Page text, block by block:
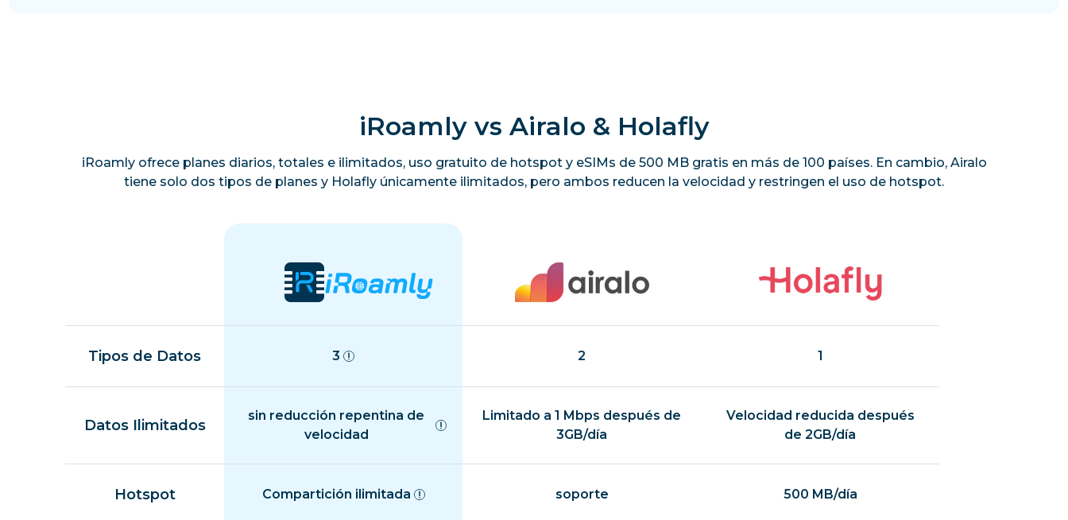
iRoamly vs Airalo & Holafly
iRoamly ofrece planes diarios, totales e ilimitados, uso gratuito de hotspot y eSIMs de 500 MB gratis en más de 100 países. En cambio, Airalo
tiene solo dos tipos de planes y Holafly únicamente ilimitados, pero ambos reducen la velocidad y restringen el uso de hotspot.
Tipos de Datos 3 2 1
Datos Ilimitados
sin reducción repentina de
velocidad
Limitado a 1 Mbps después de
3GB/día
Velocidad reducida después
de 2GB/día
Hotspot Compartición ilimitada soporte 500 MB/día